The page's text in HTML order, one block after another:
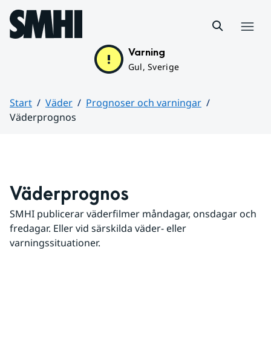
Hoppa till sidans innehåll
Varning
Gul, Sverige
Start Väder
Prognoser och varningar
Väderprognos
Väderprognos
SMHI publicerar väderfilmer måndagar, onsdagar och
fredagar. Eller vid särskilda väder- eller
varningssituationer.